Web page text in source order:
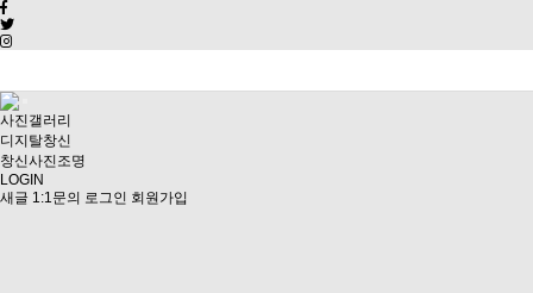
사진갤러리
디지탈창신
창신사진조명
LOGIN
새글 1:1문의 로그인 회원가입